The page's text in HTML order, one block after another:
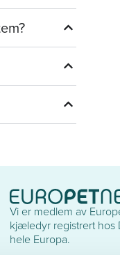
Vi er medlem av
kjæledyr registrert hos
hele Europa.